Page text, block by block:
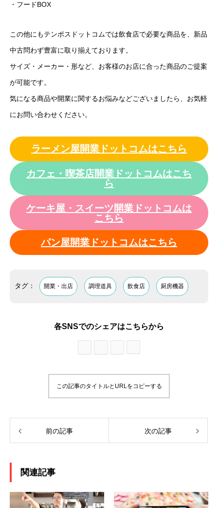
・フードBOX
この他にもテンポスドットコムでは飲食店で必要な商品を、新品
中古問わず豊富に取り揃えております。
サイズ・メーカー・形など、お客様のお店に合った商品のご提案
が可能です。
気になる商品や開業に関するお悩みなどございましたら、お気軽
にお問い合わせください。
ラーメン屋開業ドットコムはこちら
カフェ・喫茶店開業ドットコムはこち
ら
ケーキ屋・スイーツ開業ドットコムは
こちら
パン屋開業ドットコムはこちら
タグ： 開業・出店 調理道具 飲食店 厨房機器
各SNSでのシェアはこちらから
この記事のタイトルとURLをコピーする
前の記事 次の記事
関連記事